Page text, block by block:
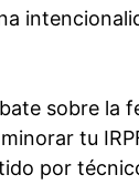
sobre la
tu
por